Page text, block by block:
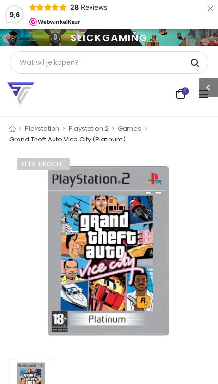
9,6
28 Reviews ×
SLICKGAMING
0
> Playstation > Playstation 2 > Games >
Grand Theft Auto Vice City (Platinum)
UITVERKOCHT